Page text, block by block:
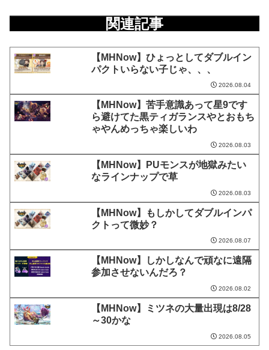
関連記事
【MHNow】ひょっとしてダブルイン
パクトいらない子じゃ、、、
2026.08.04
【MHNow】苦手意識あって星9です
ら避けてた黒ティガランスやとおもち
ゃやんめっちゃ楽しいわ
2026.08.03
【MHNow】PUモンスが地獄みたい
なラインナップで草
2026.08.03
【MHNow】もしかしてダブルインパ
クトって微妙？
2026.08.07
【MHNow】しかしなんで頑なに遠隔
参加させないんだろ？
2026.08.02
【MHNow】ミツネの大量出現は8/28
～30かな
2026.08.05